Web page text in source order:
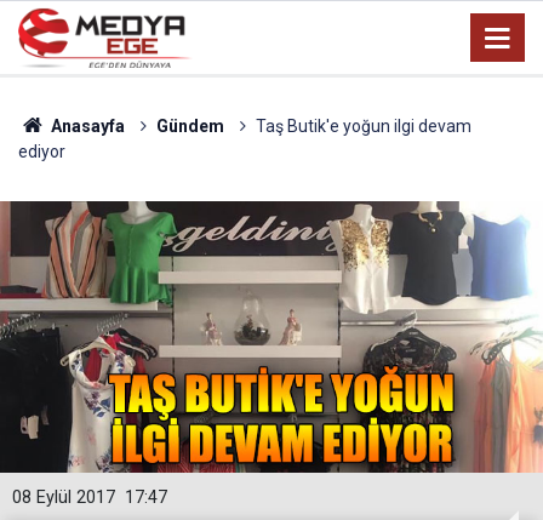
Anasayfa Gündem
Taş Butik'e yoğun ilgi devam
ediyor
17:47
08 Eylül 2017